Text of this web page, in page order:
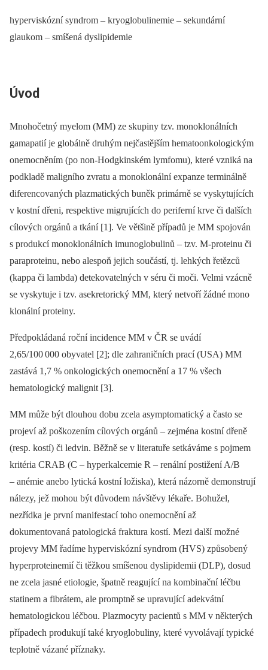
hyperviskózní syndrom – kryoglobulinemie – sekundární
glaukom – smíšená dyslipidemie
Úvod
Mnohočetný myelom (MM) ze skupiny tzv. monoklonálních
gamapatií je globálně druhým nejčastějším hematoonkologickým
onemocněním (po non-Hodgkinském lymfomu), které vzniká na
podkladě maligního zvratu a monoklonální expanze terminálně
diferencovaných plazmatických buněk primárně se vyskytujících
v kostní dřeni, respektive migrujících do periferní krve či dalších
cílových orgánů a tkání [1]. Ve většině případů je MM spojován
s produkcí monoklonálních imunoglobulinů –⁠ tzv. M-proteinu či
paraproteinu, nebo alespoň jejich součástí, tj. lehkých řetězců
(kappa či lambda) detekovatelných v séru či moči. Velmi vzácně
se vyskytuje i tzv. asekretorický MM, který netvoří žádné mono­
klonální proteiny.
Předpokládaná roční incidence MM v ČR se uvádí
2,65/100000 obyvatel [2]; dle zahraničních prací (USA) MM
zastává 1,7 % onkologických onemocnění a 17 % všech
hematologický malignit [3].
MM může být dlouhou dobu zcela asymptomatický a často se
projeví až poškozením cílových orgánů –⁠ zejména kostní dřeně
(resp. kostí) či ledvin. Běžně se v literatuře setkáváme s pojmem
kritéria CRAB (C –⁠ hyperkalcemie R –⁠ renální postižení A/B
–⁠ anémie anebo lytická kostní ložiska), která názorně demonstrují
nálezy, jež mohou být důvodem návštěvy lékaře. Bohužel,
nezřídka je první manifestací toho onemocnění až
dokumentovaná patologická fraktura kostí. Mezi další možné
projevy MM řadíme hyperviskózní syndrom (HVS) způsobený
hyperproteinemií či těžkou smíšenou dyslipid­emii (DLP), dosud
ne zcela jasné etiologie, špatně reagující na kombinační léčbu
statinem a fibrátem, ale promptně se upravující adekvátní
hematologickou léčbou. Plazmocyty pacientů s MM v některých
případech produkují také kryoglobuliny, které vyvolávají typické
teplotně vázané příznaky.